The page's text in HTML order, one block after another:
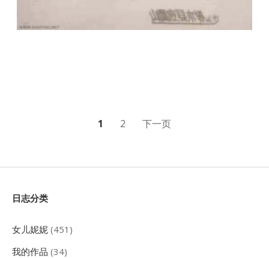
分
页
1 2 下一页
Sidebar
日志分类
女儿妮妮 (451)
我的作品 (34)